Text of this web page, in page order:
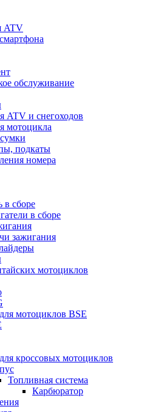
ATV
обслуживание
ATV и снегоходов
мотоцикла
подкаты
номера
в сборе
в сборе
зажигания
мотоциклов
мотоциклов BSE
кроссовых мотоциклов
Топливная система
Карбюратор